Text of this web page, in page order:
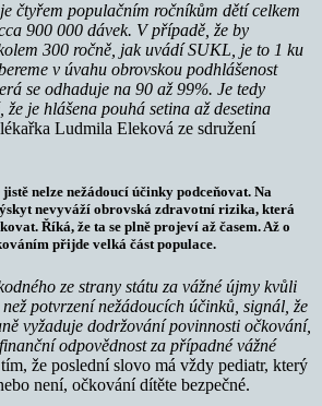
čtyřem populačním ročníkům dětí celkem
900 000 dávek. V případě, že by
300 ročně, jak uvádí SUKL, je to 1 ku
v úvahu obrovskou podhlášenost
se odhaduje na 90 až 99%. Je tedy
že je hlášena pouhá setina až desetina
Ludmila Eleková ze sdružení
nelze nežádoucí účinky podceňovat. Na
nevyváží obrovská zdravotní rizika, která
Říká, že ta se plně projeví až časem. Až o
přijde velká část populace.
ze strany státu za vážné újmy kvůli
potvrzení nežádoucích účinků, signál, že
vyžaduje dodržování povinnosti očkování,
odpovědnost za případné vážné
že poslední slovo má vždy pediatr, který
není, očkování dítěte bezpečné.